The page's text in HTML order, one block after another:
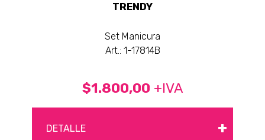
TRENDY
Set Manicura
Art.: 1-17814B
$1.800,00 +IVA
DETALLE +